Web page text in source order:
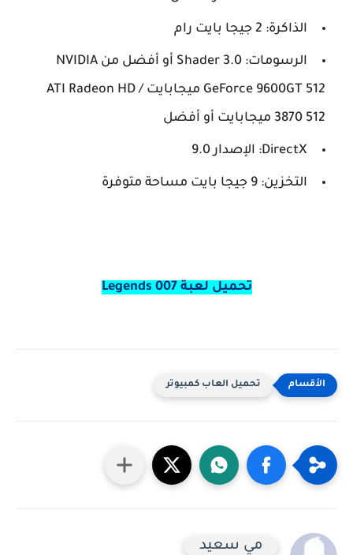
الذاكرة: 2 جيجا بايت رام
الرسومات: Shader 3.0 أو أفضل من NVIDIA
GeForce 9600GT 512 ميجابايت / ATI Radeon HD
3870 512 ميجابايت أو أفضل
DirectX: الإصدار 9.0
التخزين: 9 جيجا بايت مساحة متوفرة
تحميل لعبة 007 Legends
تحميل العاب كمبيوتر
مي سعيد